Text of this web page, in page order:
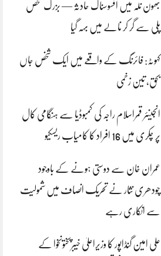
بھون نلہ میں افسوسناک حادثہ — بزرگ شخص
پلی سے گر کر نالے میں بہہ گیا
کہوٹہ: فائرنگ کے واقعے میں ایک شخص جاں
بحق، تین زخمی
انجینئر قمراسلام راجہ کی کمبوڈیا سے ہنگامی کال
پر چکری میں 16 افراد کا کامیاب ریسکیو
عمران خان سے دوستی ہونے کے باوجود
چودھری نثار نے تحریک انصاف میں شمولیت
سے انکاری رہے
علی امین گنڈاپور کا وزیراعلیٰ خیبرپختونخوا کے